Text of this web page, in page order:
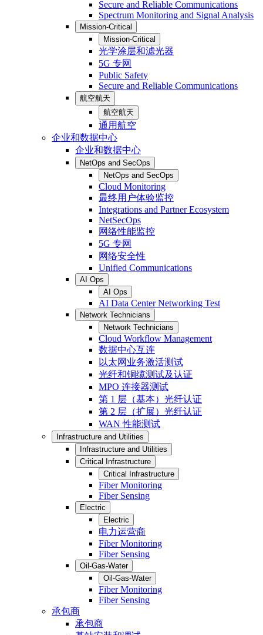
Secure and Reliable Communications
Spectrum Monitoring and Signal Analysis
Mission-Critical
Mission-Critical
光学涂层和滤光器
5G 专网
Public Safety
Secure and Reliable Communications
航空航天
航空航天
通用航空
企业和数据中心
企业和数据中心
NetOps and SecOps
NetOps and SecOps
Cloud Monitoring
最终用户体验监控
Integrations and Partner Ecosystem
NetSecOps
网络性能监控
5G 专网
网络安全性
Unified Communications
AI Ops
AI Ops
AI Data Center Networking Test
Network Technicians
Network Technicians
Cloud Workflow Management
数据中心互连
以太网业务激活测试
光纤和铜缆测试及认证
MPO 连接器测试
第 1 层（基本）光纤认证
第 2 层（扩展）光纤认证
WAN 性能测试
Infrastructure and Utilities
Infrastructure and Utilities
Critical Infrastructure
Critical Infrastructure
Fiber Monitoring
Fiber Sensing
Electric
Electric
电力运营商
Fiber Monitoring
Fiber Sensing
Oil-Gas-Water
Oil-Gas-Water
Fiber Monitoring
Fiber Sensing
承包商
承包商